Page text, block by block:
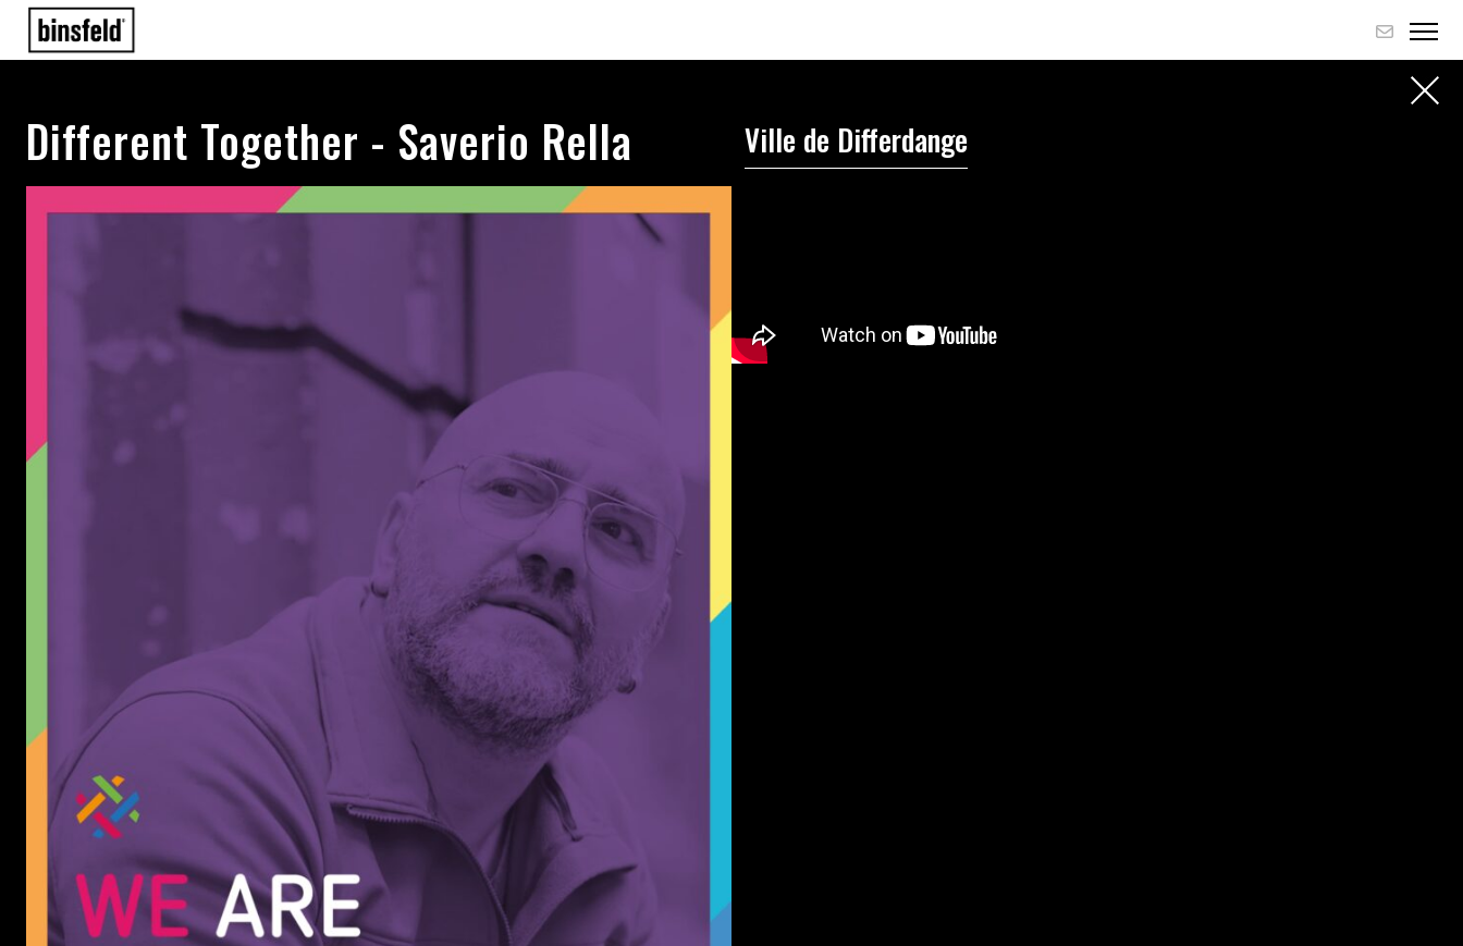
Different Together - Saverio Rella Ville de Differdange